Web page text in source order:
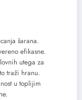
šarana.
efikasne.
utega za
traži hranu.
u toplijim